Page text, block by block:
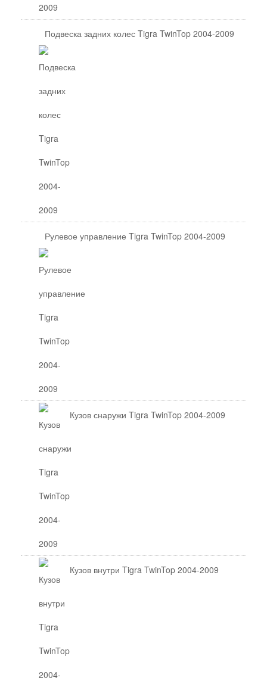
Подвеска задних колес Tigra TwinTop 2004-2009
Рулевое управление Tigra TwinTop 2004-2009
Кузов снаружи Tigra TwinTop 2004-2009
Кузов внутри Tigra TwinTop 2004-2009